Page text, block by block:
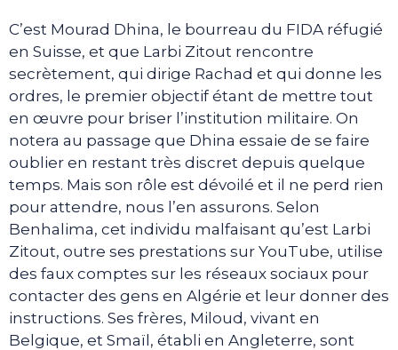
C’est Mourad Dhina, le bourreau du FIDA réfugié
en Suisse, et que Larbi Zitout rencontre
secrètement, qui dirige Rachad et qui donne les
ordres, le premier objectif étant de mettre tout
en œuvre pour briser l’institution militaire. On
notera au passage que Dhina essaie de se faire
oublier en restant très discret depuis quelque
temps. Mais son rôle est dévoilé et il ne perd rien
pour attendre, nous l’en assurons. Selon
Benhalima, cet individu malfaisant qu’est Larbi
Zitout, outre ses prestations sur YouTube, utilise
des faux comptes sur les réseaux sociaux pour
contacter des gens en Algérie et leur donner des
instructions. Ses frères, Miloud, vivant en
Belgique, et Smaïl, établi en Angleterre, sont